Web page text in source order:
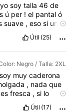
yo soy talla 46 de
s ú per !el pantaló
suave ,esosi un
unlazo yla
lapenacomprarlo
Útil (25)
Negro / Talla: 2XL
soy muy caderona
, nadaque
esfresca ,si lo
Útil (17)